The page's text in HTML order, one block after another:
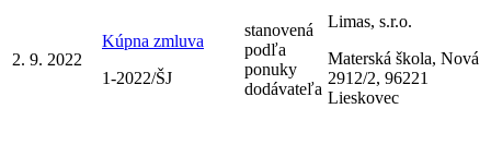
2. 9. 2022
Kúpna zmluva
1-2022/ŠJ
stanovená
podľa
ponuky
dodávateľa
Limas, s.r.o.
Materská škola, Nová
2912/2, 96221
Lieskovec